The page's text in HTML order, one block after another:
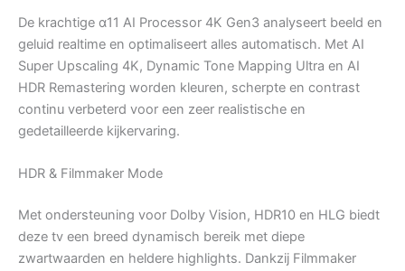
De krachtige α11 AI Processor 4K Gen3 analyseert beeld en
geluid realtime en optimaliseert alles automatisch. Met AI
Super Upscaling 4K, Dynamic Tone Mapping Ultra en AI
HDR Remastering worden kleuren, scherpte en contrast
continu verbeterd voor een zeer realistische en
gedetailleerde kijkervaring.
HDR & Filmmaker Mode
Met ondersteuning voor Dolby Vision, HDR10 en HLG biedt
deze tv een breed dynamisch bereik met diepe
zwartwaarden en heldere highlights. Dankzij Filmmaker